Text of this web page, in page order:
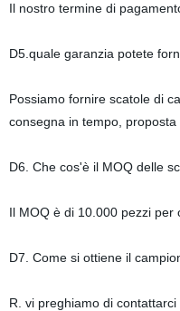
Il nostro termine di
D5.quale garanzia potete
Possiamo fornire scatole di
consegna in tempo,
D6. Che cos'è il MOQ delle
Il MOQ è di 10.000 pezzi per
D7. Come si ottiene il
R. vi preghiamo di